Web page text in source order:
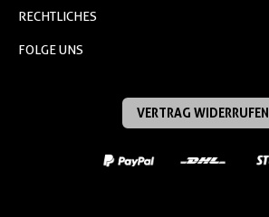
RECHTLICHES
FOLGE UNS
VERTRAG WIDERRUFEN